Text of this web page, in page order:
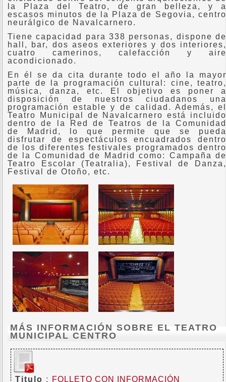
la Plaza del Teatro, de gran belleza, y a
escasos minutos de la Plaza de Segovia, centro
neurálgico de Navalcarnero.
Tiene capacidad para 338 personas, dispone de
hall, bar, dos aseos exteriores y dos interiores,
cuatro camerinos, calefacción y aire
acondicionado.
En él se da cita durante todo el año la mayor
parte de la programación cultural: cine, teatro,
música, danza, etc. El objetivo es poner a
disposición de nuestros ciudadanos una
programación estable y de calidad. Además, el
Teatro Municipal de Navalcarnero está incluido
dentro de la Red de Teatros de la Comunidad
de Madrid, lo que permite que se pueda
disfrutar de espectáculos encuadrados dentro
de los diferentes festivales programados dentro
de la Comunidad de Madrid como: Campaña de
Teatro Escolar (Teatralia), Festival de Danza,
Festival de Otoño, etc.
MÁS INFORMACIÓN SOBRE EL TEATRO
MUNICIPAL CENTRO
Titulo :
FOLLETO CON INFORMACIÓN